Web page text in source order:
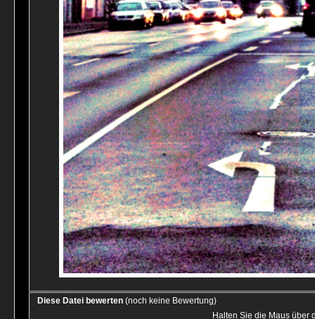
Diese Datei bewerten (noch keine Bewertung)
Halten Sie die Maus über